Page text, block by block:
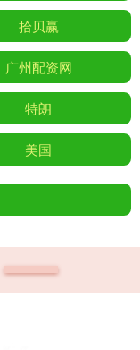
拾贝赢
广州配资网
特朗
美国